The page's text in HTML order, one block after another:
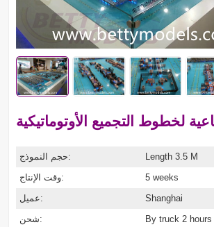
لخطوط التجميع الأوتوماتيكية
حجم النموذج:
Length 3.5 M
وقت الإنتاج:
5 weeks
عميل:
Shanghai
شحن:
By truck 2 hours